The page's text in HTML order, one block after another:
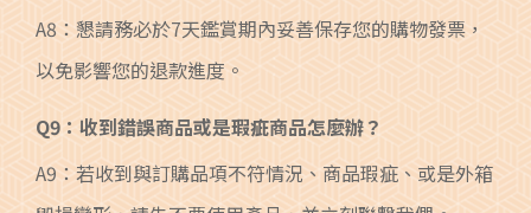
A8：懇請務必於7天鑑賞期內妥善保存您的購物發票，
以免影響您的退款進度。
Q9：收到錯誤商品或是瑕疵商品怎麼辦？
A9：若收到與訂購品項不符情況、商品瑕疵、或是外箱